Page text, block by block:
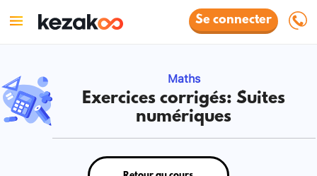
Se connecter
Maths
Exercices corrigés: Suites
numériques